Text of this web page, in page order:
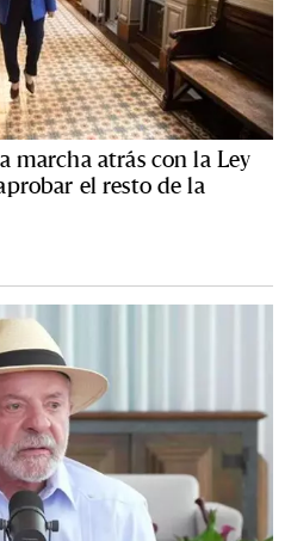
marcha atrás con la Ley
el resto de la